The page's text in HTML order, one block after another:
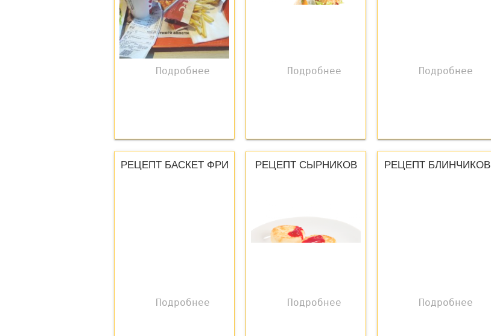
РЕЦЕПТ БАСКЕТ ФРИ РЕЦЕПТ СЫРНИКОВ РЕЦЕПТ БЛИНЧИКОВ